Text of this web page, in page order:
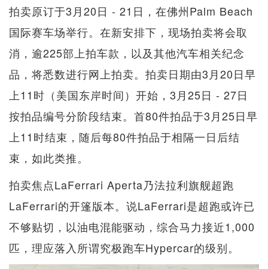
拍卖原订于3月20日 - 21日，在佛州Palm Beach
国际赛车场举行。在新安排下，现场拍卖将会取
消，逾225部上拍车款，以及其他汽车相关纪念
品，将悉数进行网上拍卖。拍卖日期由3月20日早
上11时（美国东岸时间）开始，3月25日 - 27日
按拍品编号分阶段结束。首80件拍品于3月25日早
上11时结束，随后每80件拍品于相隔一日后结
束，如此类推。
拍卖焦点LaFerrari Aperta乃法拉利旗舰超跑
LaFerrari的开篷版本。说LaFerrari是超跑或许已
不够贴切，以油电混能驱动，综合马力接近1,000
匹，理应落入所谓究极跑车Hypercar的级别。